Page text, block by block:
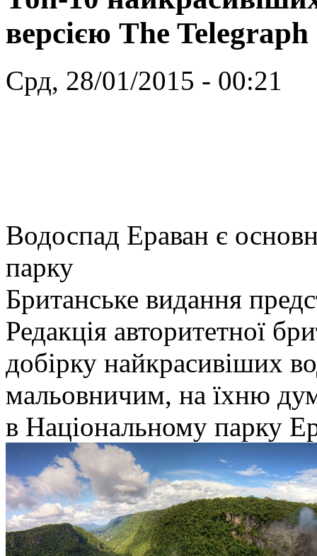
версією The Telegraph
Срд, 28/01/2015 - 00:21
Водоспад Ераван є
парку
Британське видання
Редакція авторитетної
добірку найкрасивіших
мальовничим, на їхню
в Національному парку